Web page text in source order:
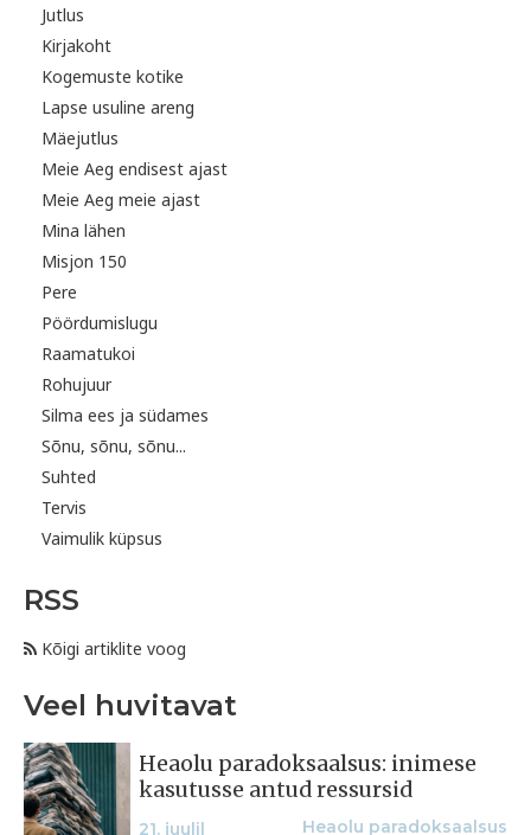
Jutlus
Kirjakoht
Kogemuste kotike
Lapse usuline areng
Mäejutlus
Meie Aeg endisest ajast
Meie Aeg meie ajast
Mina lähen
Misjon 150
Pere
Pöördumislugu
Raamatukoi
Rohujuur
Silma ees ja südames
Sõnu, sõnu, sõnu...
Suhted
Tervis
Vaimulik küpsus
RSS
Kõigi artiklite voog
Veel huvitavat
Heaolu paradoksaalsus: inimese
kasutusse antud ressursid
21. juulil Heaolu paradoksaalsus